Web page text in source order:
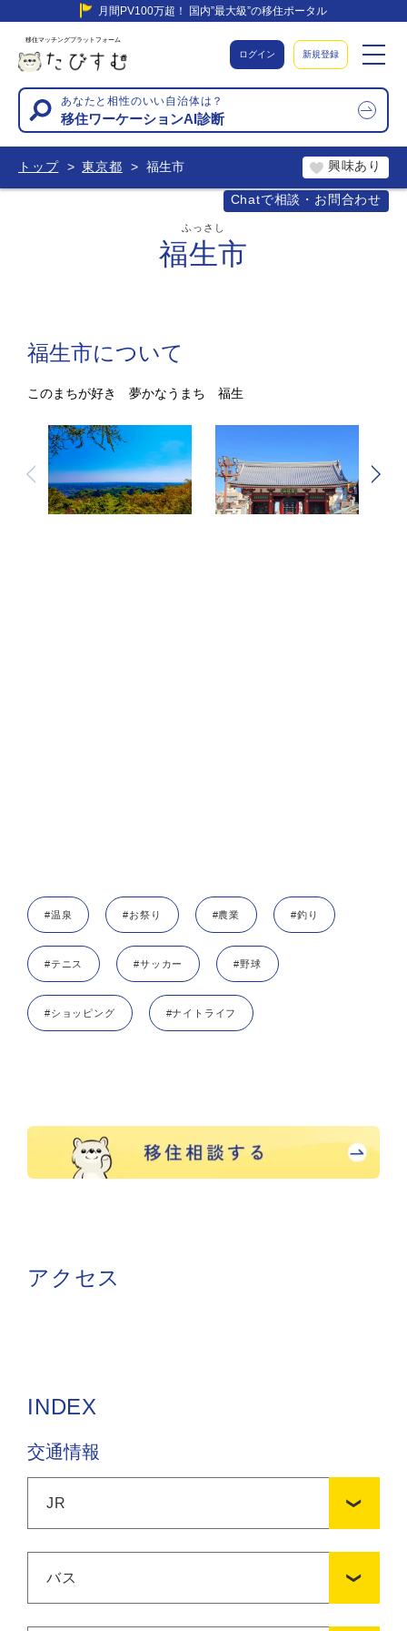
月間PV100万超！ 国内”最大級”の移住ポータル
移住マッチングプラットフォーム
ログイン 新規登録
あなたと相性のいい自治体は？
移住ワーケーションAI診断
トップ 東京都 福生市
Chatで相談・お問合わせ
興味あり
福生市
ふっさし
福生市について
このまちが好き 夢かなうまち 福生
#温泉 #お祭り #農業 #釣り
#テニス #サッカー #野球
#ショッピング #ナイトライフ
アクセス
INDEX
交通情報
JR
バス